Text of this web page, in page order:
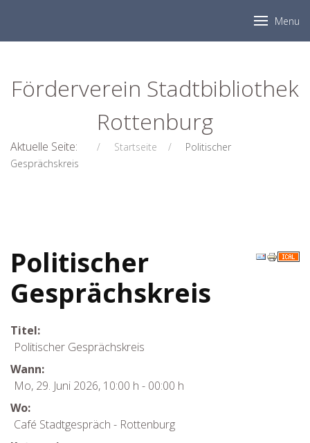
Menu
Förderverein Stadtbibliothek
Rottenburg
Aktuelle Seite: Startseite
Politischer
Gesprächskreis
Politischer
Gesprächskreis
Titel:
Politischer Gesprächskreis
Wann:
Mo, 29. Juni 2026, 10:00 h - 00:00 h
Wo:
Café Stadtgespräch - Rottenburg